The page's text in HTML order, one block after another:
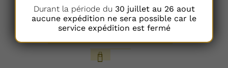
Trier par Popularité
36 Articles
Durant la période du 30 juillet au 26 aout
aucune expédition ne sera possible car le
service expédition est fermé